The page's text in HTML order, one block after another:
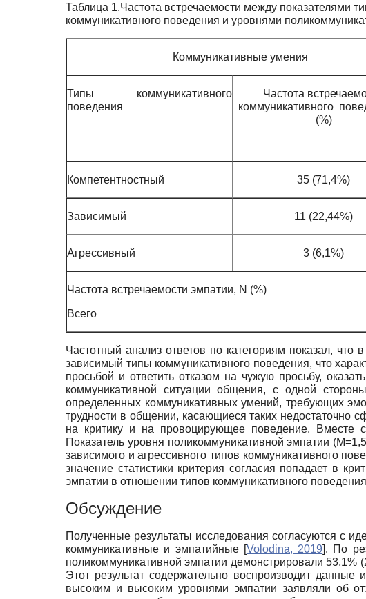
Таблица 1.Частота встречаемости между показателями
коммуникативного поведения и уровнями
Коммуникативные умения
Типы коммуникативного
поведения
Частота
коммуникативного
(%)
Компетентностный 35 (71,4%)
Зависимый 11 (22,44%)
Агрессивный 3 (6,1%)
Частота встречаемости эмпатии, N (%)
Всего
Частотный анализ ответов по категориям показал,
зависимый типы коммуникативного поведения, что
просьбой и ответить отказом на чужую просьбу,
коммуникативной ситуации общения, с одной
определенных коммуникативных умений, требующих
трудности в общении, касающиеся таких недостаточно
на критику и на провоцирующее поведение. Вместе
Показатель уровня поликоммуникативной эмпатии
зависимого и агрессивного типов коммуникативного
значение статистики критерия согласия попадает в
эмпатии в отношении типов коммуникативного
Обсуждение
Полученные результаты исследования согласуются с
коммуникативные и эмпатийные [Volodina, 2019]. По
поликоммуникативной эмпатии демонстрировали
Этот результат содержательно воспроизводит данные
высоким и высоким уровнями эмпатии заявляли об